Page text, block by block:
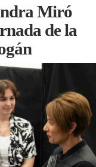
Miró
de la